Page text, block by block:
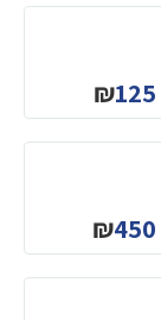
₪125
₪450